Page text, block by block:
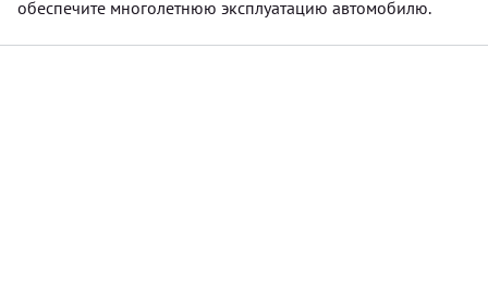
обеспечите многолетнюю эксплуатацию автомобилю.